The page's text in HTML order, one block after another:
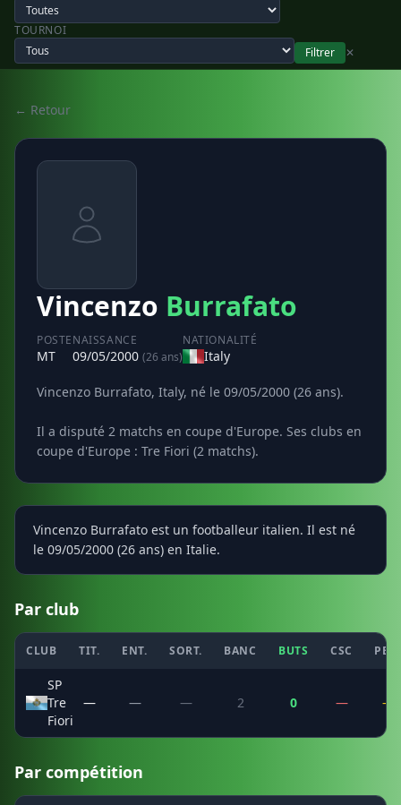
TOURNOI
Filtrer
✕
← Retour
Vincenzo Burrafato
POSTE
MT
NAISSANCE
09/05/2000 (26 ans)
NATIONALITÉ
Italy
Vincenzo Burrafato, Italy, né le 09/05/2000 (26 ans).
Il a disputé 2 matchs en coupe d'Europe. Ses clubs en
coupe d'Europe : Tre Fiori (2 matchs).
Vincenzo Burrafato est un footballeur italien. Il est né
le 09/05/2000 (26 ans) en Italie.
Par club
CLUB TIT. ENT. SORT. BANC BUTS CSC PEN.
SP
Tre
Fiori
— — — 2 0 — —
Par compétition